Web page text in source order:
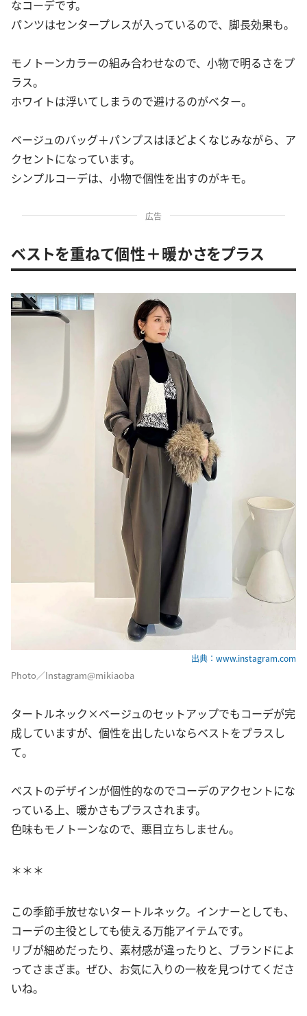
なコーデです。
パンツはセンタープレスが入っているので、脚長効果も。
モノトーンカラーの組み合わせなので、小物で明るさをプ
ラス。
ホワイトは浮いてしまうので避けるのがベター。
ベージュのバッグ＋パンプスはほどよくなじみながら、ア
クセントになっています。
シンプルコーデは、小物で個性を出すのがキモ。
広告
ベストを重ねて個性＋暖かさをプラス
出典：www.instagram.com
Photo／Instagram@mikiaoba
タートルネック×ベージュのセットアップでもコーデが完
成していますが、個性を出したいならベストをプラスし
て。
ベストのデザインが個性的なのでコーデのアクセントにな
っている上、暖かさもプラスされます。
色味もモノトーンなので、悪目立ちしません。
＊＊＊
この季節手放せないタートルネック。インナーとしても、
コーデの主役としても使える万能アイテムです。
リブが細めだったり、素材感が違ったりと、ブランドによ
ってさまざま。ぜひ、お気に入りの一枚を見つけてくださ
いね。